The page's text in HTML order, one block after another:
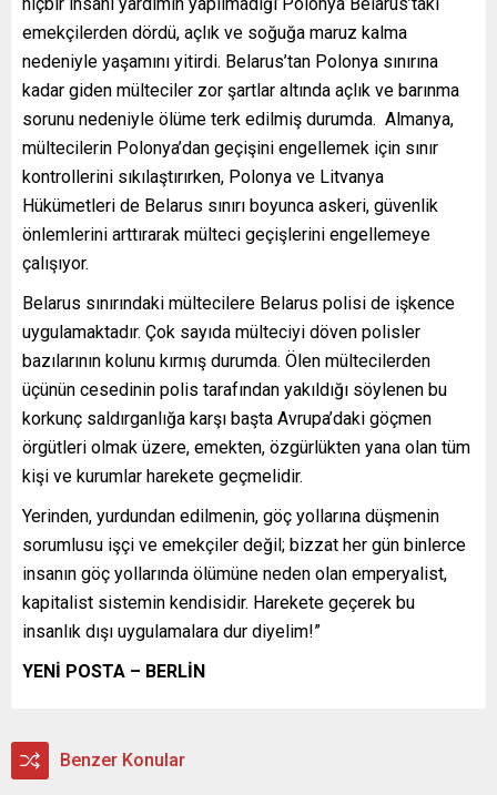
emekçilerden dördü, açlık ve soğuğa maruz kalma
nedeniyle yaşamını yitirdi. Belarus’tan Polonya sınırına
kadar giden mülteciler zor şartlar altında açlık ve barınma
sorunu nedeniyle ölüme terk edilmiş durumda. Almanya,
mültecilerin Polonya’dan geçişini engellemek için sınır
kontrollerini sıkılaştırırken, Polonya ve Litvanya
Hükümetleri de Belarus sınırı boyunca askeri, güvenlik
önlemlerini arttırarak mülteci geçişlerini engellemeye
çalışıyor.
Belarus sınırındaki mültecilere Belarus polisi de işkence
uygulamaktadır. Çok sayıda mülteciyi döven polisler
bazılarının kolunu kırmış durumda. Ölen mültecilerden
üçünün cesedinin polis tarafından yakıldığı söylenen bu
korkunç saldırganlığa karşı başta Avrupa’daki göçmen
örgütleri olmak üzere, emekten, özgürlükten yana olan tüm
kişi ve kurumlar harekete geçmelidir.
Yerinden, yurdundan edilmenin, göç yollarına düşmenin
sorumlusu işçi ve emekçiler değil; bizzat her gün binlerce
insanın göç yollarında ölümüne neden olan emperyalist,
kapitalist sistemin kendisidir. Harekete geçerek bu
insanlık dışı uygulamalara dur diyelim!”
YENİ POSTA – BERLİN
Benzer Konular